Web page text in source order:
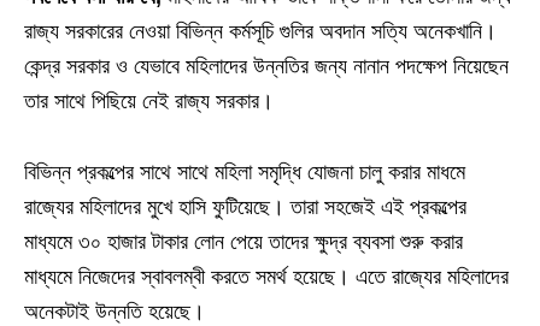
রাজ্য সরকারের নেওয়া বিভিন্ন কর্মসূচি গুলির অবদান সত্যি অনেকখানি।
কেন্দ্র সরকার ও যেভাবে মহিলাদের উন্নতির জন্য নানান পদক্ষেপ নিয়েছেন
তার সাথে পিছিয়ে নেই রাজ্য সরকার।
বিভিন্ন প্রকল্পের সাথে সাথে মহিলা সমৃদ্ধি যোজনা চালু করার মাধমে
রাজ্যের মহিলাদের মুখে হাসি ফুটিয়েছে। তারা সহজেই এই প্রকল্পের
মাধ্যমে ৩০ হাজার টাকার লোন পেয়ে তাদের ক্ষুদ্র ব্যবসা শুরু করার
মাধ্যমে নিজেদের স্বাবলম্বী করতে সমর্থ হয়েছে। এতে রাজ্যের মহিলাদের
অনেকটাই উন্নতি হয়েছে।